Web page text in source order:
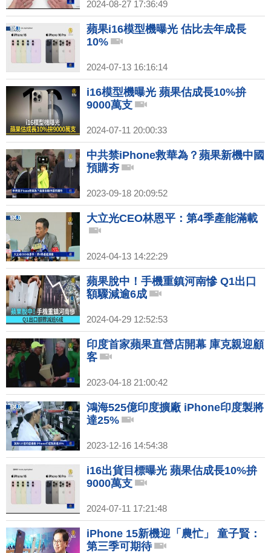
2024-08-27 17:36:49
蘋果i16模型機曝光 估比去年成長
10%
2024-07-13 16:16:14
i16模型機曝光 蘋果估成長10%拚
9000萬支
2024-07-11 20:00:33
中共禁iPhone救華為？蘋果新機中國
預購夯
2023-09-18 20:09:52
大立光CEO林恩平：第4季產能滿載
2024-04-13 14:22:29
蘋果脫中！手機重鎮河南慘 Q1出口
額驟減逾6成
2024-04-29 12:52:53
印度首家蘋果直營店開幕 庫克親迎顧
客
2023-04-18 21:00:42
鴻海525億印度擴廠 iPhone印度製將
達25%
2023-12-16 14:54:38
i16出貨目標曝光 蘋果估成長10%拚
9000萬支
2024-07-11 17:21:48
iPhone 15新機迎「農忙」 童子賢：
第三季可期待